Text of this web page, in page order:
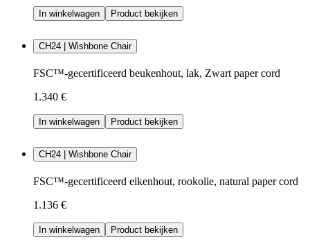
In winkelwagen Product bekijken
CH24 | Wishbone Chair
FSC™-gecertificeerd beukenhout, lak, Zwart paper cord
1.340 €
In winkelwagen Product bekijken
CH24 | Wishbone Chair
FSC™-gecertificeerd eikenhout, rookolie, natural paper cord
1.136 €
In winkelwagen Product bekijken